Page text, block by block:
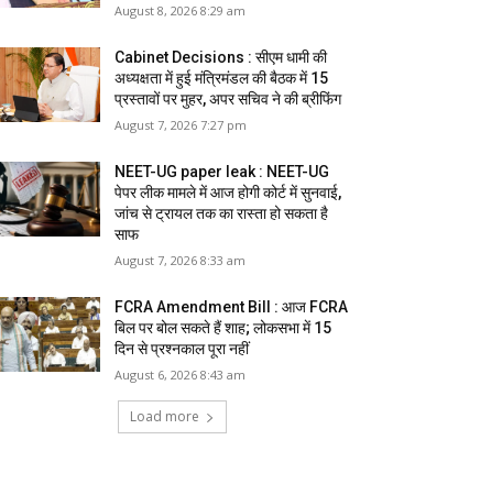
August 8, 2026 8:29 am
Cabinet Decisions : सीएम धामी की
अध्यक्षता में हुई मंत्रिमंडल की बैठक में 15
प्रस्तावों पर मुहर, अपर सचिव ने की ब्रीफिंग
August 7, 2026 7:27 pm
NEET-UG paper leak : NEET-UG
पेपर लीक मामले में आज होगी कोर्ट में सुनवाई,
जांच से ट्रायल तक का रास्ता हो सकता है
साफ
August 7, 2026 8:33 am
FCRA Amendment Bill : आज FCRA
बिल पर बोल सकते हैं शाह; लोकसभा में 15
दिन से प्रश्नकाल पूरा नहीं
August 6, 2026 8:43 am
Load more